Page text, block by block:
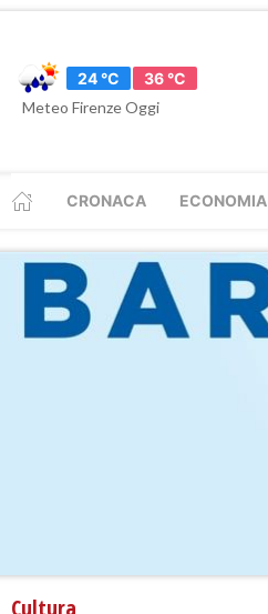
24 °C
36 °C
Meteo Firenze Oggi
CRONACA ECONOMIA